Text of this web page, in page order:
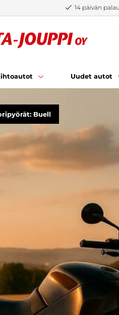
14 päivän
Uudet autot
Buell